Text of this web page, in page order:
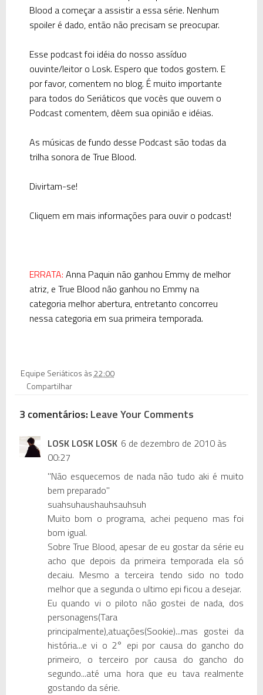
Blood a começar a assistir a essa série. Nenhum
spoiler é dado, então não precisam se preocupar.
Esse podcast foi idéia do nosso assíduo
ouvinte/leitor o Losk. Espero que todos gostem. E
por favor, comentem no blog. É muito importante
para todos do Seriáticos que vocês que ouvem o
Podcast comentem, dêem sua opinião e idéias.
As músicas de fundo desse Podcast são todas da
trilha sonora de True Blood.
Divirtam-se!
Cliquem em mais informações para ouvir o podcast!
ERRATA: Anna Paquin não ganhou Emmy de melhor
atriz, e True Blood não ganhou no Emmy na
categoria melhor abertura, entretanto concorreu
nessa categoria em sua primeira temporada.
Equipe Seriáticos às22:00
Compartilhar
3 comentários: Leave Your Comments
LOSK LOSK LOSK 6 de dezembro de 2010 às
00:27
"Não esquecemos de nada não tudo aki é muito
bem preparado"
suahsuhaushauhsauhsuh
Muito bom o programa, achei pequeno mas foi
bom igual.
Sobre True Blood, apesar de eu gostar da série eu
acho que depois da primeira temporada ela só
decaiu. Mesmo a terceira tendo sido no todo
melhor que a segunda o ultimo epi ficou a desejar.
Eu quando vi o piloto não gostei de nada, dos
personagens(Tara
principalmente),atuações(Sookie)...mas gostei da
história...e vi o 2° epi por causa do gancho do
primeiro, o terceiro por causa do gancho do
segundo...até uma hora que eu tava realmente
gostando da série.